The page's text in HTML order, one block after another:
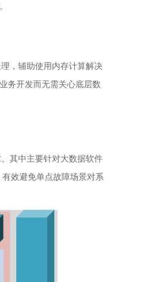
，辅助使用内存计算解决
务开发而无需关心底层数
其中主要针对大数据软件
效避免单点故障场景对系